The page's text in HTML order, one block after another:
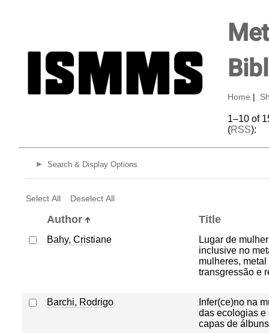
Home
1–10 of
(RSS):
Search & Display Options
Select All Deselect All
Author Title
Bahy, Cristiane
Lugar de
inclusive no
mulheres, metal
transgressão e
Barchi, Rodrigo
Infer(ce)no na
das ecologias e
capas de